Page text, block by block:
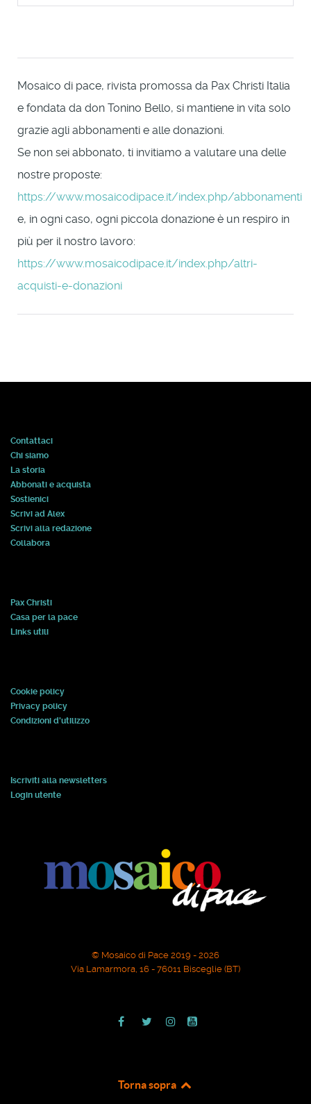
Mosaico di pace, rivista promossa da Pax Christi Italia
e fondata da don Tonino Bello, si mantiene in vita solo
grazie agli abbonamenti e alle donazioni.
Se non sei abbonato, ti invitiamo a valutare una delle
nostre proposte:
https://www.mosaicodipace.it/index.php/abbonamenti
e, in ogni caso, ogni piccola donazione è un respiro in
più per il nostro lavoro:
https://www.mosaicodipace.it/index.php/altri-
acquisti-e-donazioni
Contattaci
Chi siamo
La storia
Abbonati e acquista
Sostienici
Scrivi ad Alex
Scrivi alla redazione
Collabora
Pax Christi
Casa per la pace
Links utili
Cookie policy
Privacy policy
Condizioni d'utilizzo
Iscriviti alla newsletters
Login utente
© Mosaico di Pace 2019 - 2026
Via Lamarmora, 16 - 76011 Bisceglie (BT)
Torna sopra